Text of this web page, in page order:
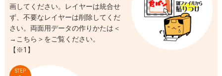
画してください。レイヤーは統合せ
ず、不要なレイヤーは削除してくだ
さい。両面用データの作りかたは＜
→こちら ＞をご覧ください。
【※1】
STEP